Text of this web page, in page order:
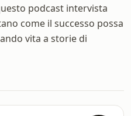
podcast intervista
come il successo possa
vita a storie di